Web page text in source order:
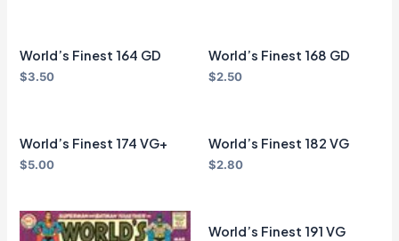
World’s Finest 164 GD
$3.50
World’s Finest 168 GD
$2.50
World’s Finest 174 VG+
$5.00
World’s Finest 182 VG
$2.80
World’s Finest 191 VG